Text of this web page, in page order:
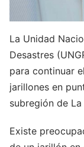
La Unidad
Desastres
para continuar
jarillones en
subregión de La
Existe